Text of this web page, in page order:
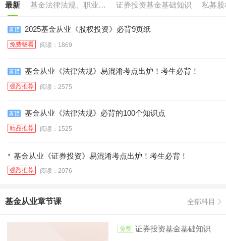
最新 基金法律法规、职业道
德与业务规范
证券投资基金基础知识 私募
2025基金从业《股权投资》必背9页纸
免费畅看 阅读：1869
基金从业《法律法规》易混淆考点出炉！考生必背！
强烈推荐 阅读：2575
基金从业《法律法规》必背的100个知识点
精品推荐 阅读：1525
· 基金从业《证券投资》易混淆考点出炉！考生必背！
强烈推荐 阅读：2076
基金从业章节课 全部科目
证券投资基金基础知识